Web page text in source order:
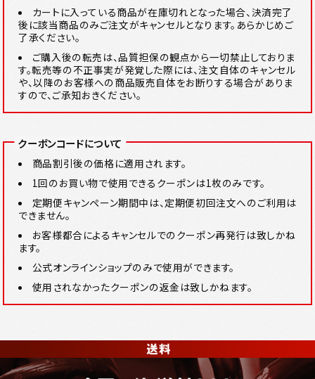
カートに入っている商品が在庫切れとなった場合、決済完了
後に該当商品のみご注文がキャンセルとなります。あらかじめご
了承ください。
ご購入後の転売は、品質担保の観点から一切禁止しておりま
す。転売等の不正事実が発覚した際には、注文自体のキャンセル
や、以降のお客様への商品販売自体をお断りする場合がありま
すので、ご承知おきください。
クーポンコードについて
商品割引後の価格に適用されます。
1回のお買い物で使用できるクーポンは1枚のみです。
定期便キャンペーン期間中は、定期便初回注文へのご利用は
できません。
お客様都合によるキャンセルでのクーポン再発行は致しかね
ます。
公式オンラインショップのみで使用ができます。
使用されなかったクーポンの返金は致しかねます。